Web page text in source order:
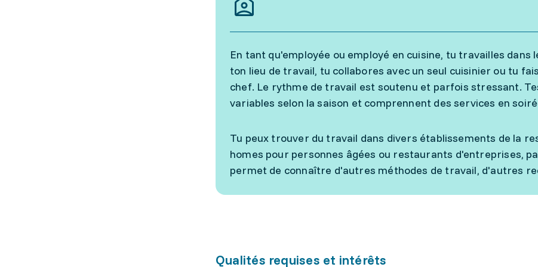
En tant qu'employée ou employé en cuisine, tu travailles
ton lieu de travail, tu collabores avec un seul cuisinier ou tu
chef. Le rythme de travail est soutenu et parfois stressant.
variables selon la saison et comprennent des services en
Tu peux trouver du travail dans divers établissements de la
homes pour personnes âgées ou restaurants d'entreprises,
permet de connaître d'autres méthodes de travail, d'autres
Qualités requises et intérêts